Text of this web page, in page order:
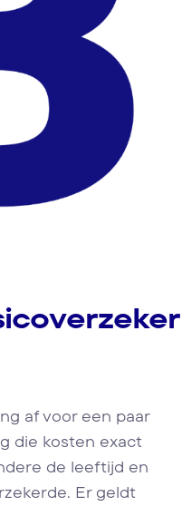
af voor een paar
die kosten exact
de leeftijd en
Er geldt